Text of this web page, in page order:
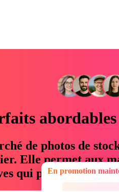
de photos de
Elle permet aux
qui permettent
En promotion